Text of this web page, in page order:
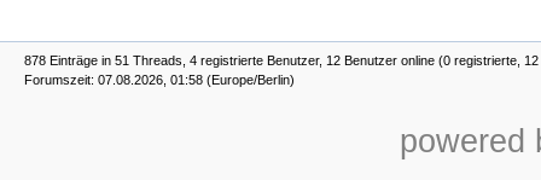
878 Einträge in 51 Threads, 4 registrierte Benutzer, 12 Benutzer online (0 registrierte,
Forumszeit: 07.08.2026, 01:58 (Europe/Berlin)
powered